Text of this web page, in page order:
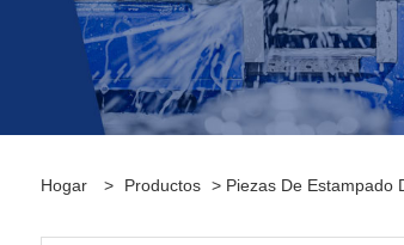
Hogar > Productos > Piezas De Estampado